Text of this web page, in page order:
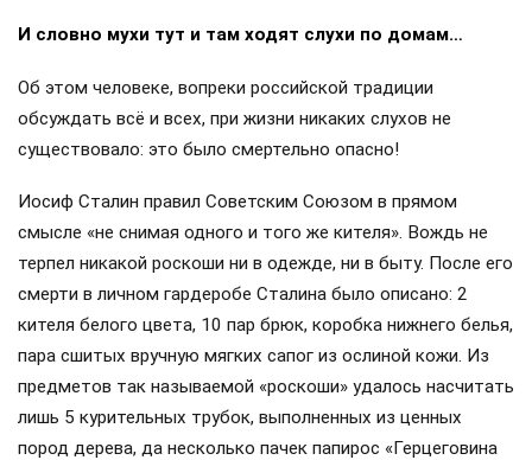
И словно мухи тут и там ходят слухи по домам…
Об этом человеке, вопреки российской традиции
обсуждать всё и всех, при жизни никаких слухов не
существовало: это было смертельно опасно!
Иосиф Сталин правил Советским Союзом в прямом
смысле «не снимая одного и того же кителя». Вождь не
терпел никакой роскоши ни в одежде, ни в быту. После его
смерти в личном гардеробе Сталина было описано: 2
кителя белого цвета, 10 пар брюк, коробка нижнего белья,
пара сшитых вручную мягких сапог из ослиной кожи. Из
предметов так называемой «роскоши» удалось насчитать
лишь 5 курительных трубок, выполненных из ценных
пород дерева, да несколько пачек папирос «Герцеговина